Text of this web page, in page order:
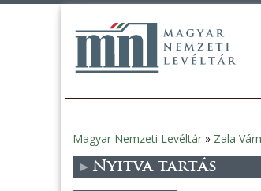
Jelenlegi
hely
Magyar Nemzeti Levéltár » Zala
Nyitva tartás